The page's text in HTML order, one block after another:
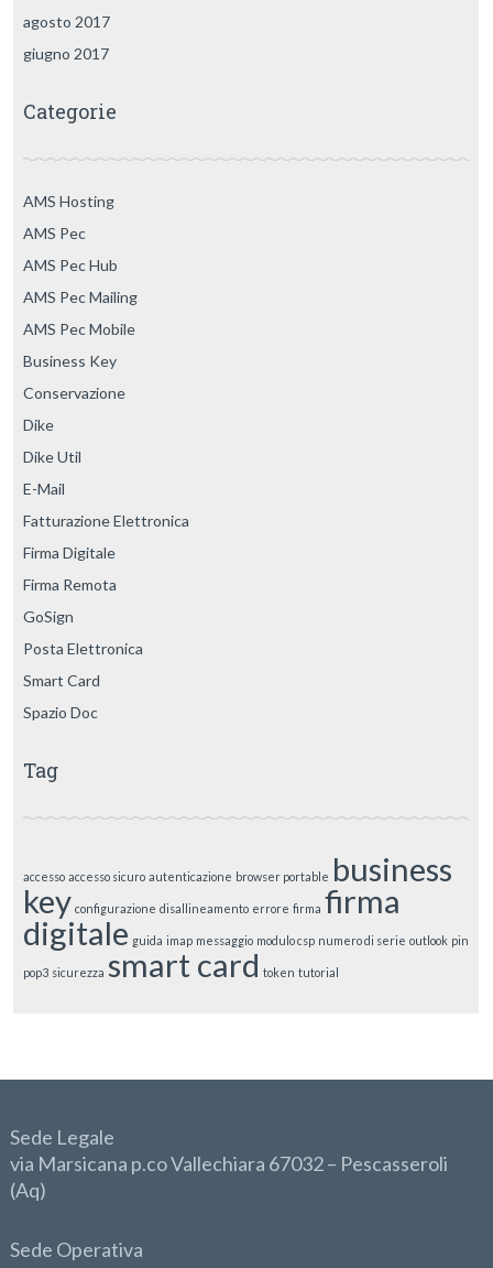
agosto 2017
giugno 2017
Categorie
AMS Hosting
AMS Pec
AMS Pec Hub
AMS Pec Mailing
AMS Pec Mobile
Business Key
Conservazione
Dike
Dike Util
E-Mail
Fatturazione Elettronica
Firma Digitale
Firma Remota
GoSign
Posta Elettronica
Smart Card
Spazio Doc
Tag
accesso accesso sicuro autenticazione browser portable business
key configurazione disallineamento errore firma firma
digitale guida imap messaggio modulo csp numero di serie outlook pin
pop3 sicurezza smart card token tutorial
Sede Legale
via Marsicana p.co Vallechiara 67032 – Pescasseroli
(Aq)
Sede Operativa